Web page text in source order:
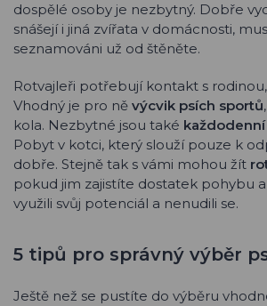
dospělé osoby je nezbytný. Dobře
snášejí i jiná zvířata v domácnosti,
seznamováni už od štěněte.
Rotvajleři potřebují kontakt s rodinou,
Vhodný je pro ně výcvik psích sportů
kola. Nezbytné jsou také
Pobyt v kotci, který slouží pouze k
dobře. Stejně tak s vámi mohou žít
pokud jim zajistíte dostatek pohybu
využili svůj potenciál a nenudili se.
5 tipů pro správný výběr
Ještě než se pustíte do výběru